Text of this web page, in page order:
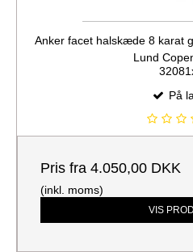
Anker facet halskæde 8 karat
Lund
På
Pris fra 4.050,00 DKK
(inkl. moms)
VIS